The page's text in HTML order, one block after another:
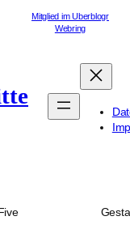
Mitglied im Uberblogr
Webring